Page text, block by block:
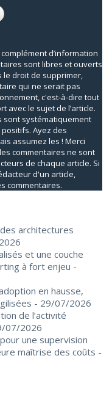
d’information
sont libres et ouverts
droit de supprimer,
qui ne serait pas
c'est-à-dire tout
avec le sujet de l’article.
sont systématiquement
Ayez des
assumez les ! Merci
commentaires ne sont
de chaque article. Si
d'un article,
commentaires.
architectures
et une couche
à fort enjeu -
en hausse,
- 29/07/2026
de l’activité
07/2026
une supervision
maîtrise des coûts -